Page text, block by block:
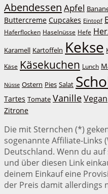
Abendessen Apfel
Buttercreme Cupcakes Eintopf
Haferflocken Haselnüsse Hefe
Karamell Kartoffeln Kekse
Käse Käsekuchen Lunch
Nüsse Ostern Pies Salat
Tartes Tomate VanilleVegan
Zitrone
Die mit Sternchen (*)
sogenannte Affiliate-Links
Deutschland. Wenn du
und über diesen Link
deinem Einkauf eine
der Preis damit allerdings